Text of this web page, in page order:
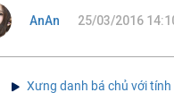
AnAn 25/03/2016
Xưng danh bá chủ với tính